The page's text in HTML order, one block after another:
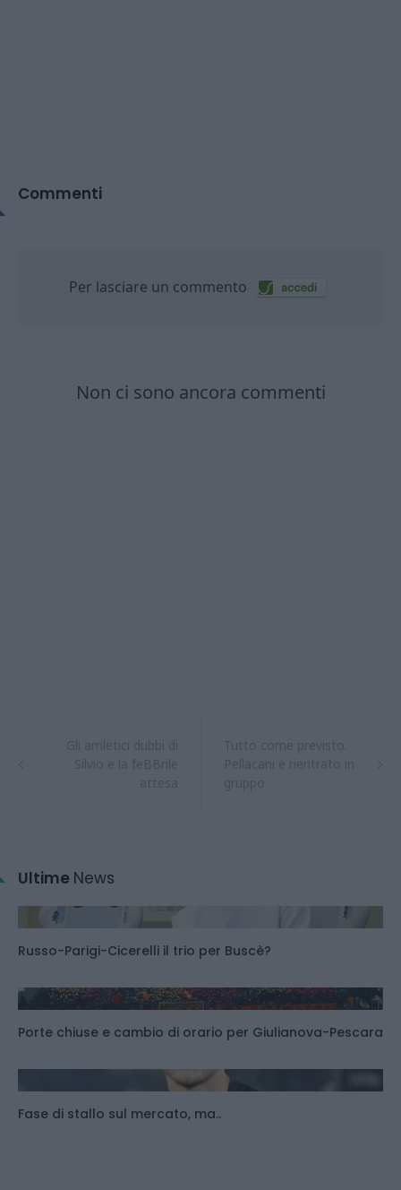
Commenti
Ultime News
Russo-Parigi-Cicerelli il trio per Buscè?
Porte chiuse e cambio di orario per Giulianova-Pescara
Fase di stallo sul mercato, ma..